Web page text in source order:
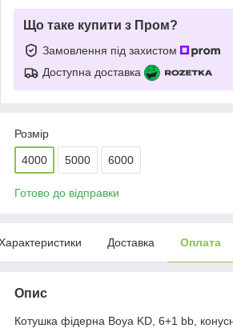
Що таке купити з Пром?
Замовлення під захистом
Доступна доставка
Розмір
4000 5000 6000
Готово до відправки
Доставка Оплата
Опис
Котушка фідерна Boya KD, 6+1 bb,